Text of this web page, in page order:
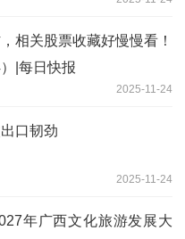
相关股票收藏好慢慢看！
|每日快报
2025-11-24
口韧劲
2025-11-24
年广西文化旅游发展大